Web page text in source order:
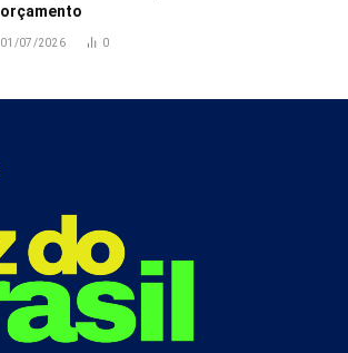
orçamento
01/07/2026 0